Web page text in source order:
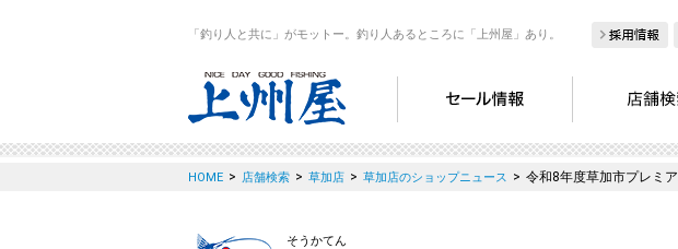
「釣り人と共に」がモットー。釣り人あるところに「上州屋」あり。
HOME > 店舗検索 > 草加店 > 草加店のショップニュース > 令和8年度草加市プレミ
そうかてん